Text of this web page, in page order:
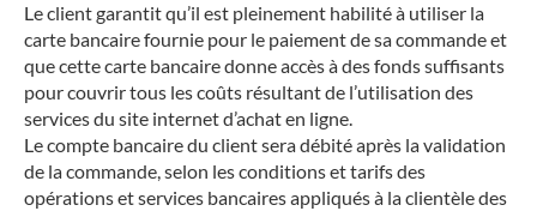
Le client garantit qu’il est pleinement habilité à utiliser la
carte bancaire fournie pour le paiement de sa commande et
que cette carte bancaire donne accès à des fonds suffisants
pour couvrir tous les coûts résultant de l’utilisation des
services du site internet d’achat en ligne.
Le compte bancaire du client sera débité après la validation
de la commande, selon les conditions et tarifs des
opérations et services bancaires appliqués à la clientèle des